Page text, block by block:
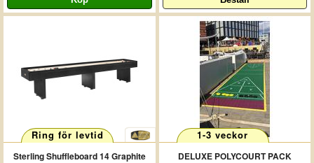
Ring för levtid
Sterling Shuffleboard 14 Graphite
1-3 veckor
DELUXE POLYCOURT PACK